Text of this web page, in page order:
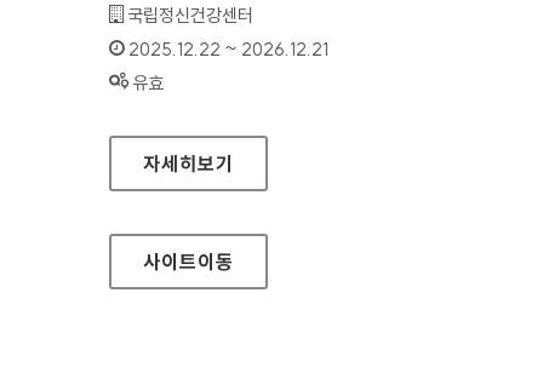
기관명 :
국립정신건강센터
인증기간 :
2025.12.22 ~ 2026.12.21
상태 :
유효
국립정신건강센터 정신건강사업부
자세히보기
사이트이동